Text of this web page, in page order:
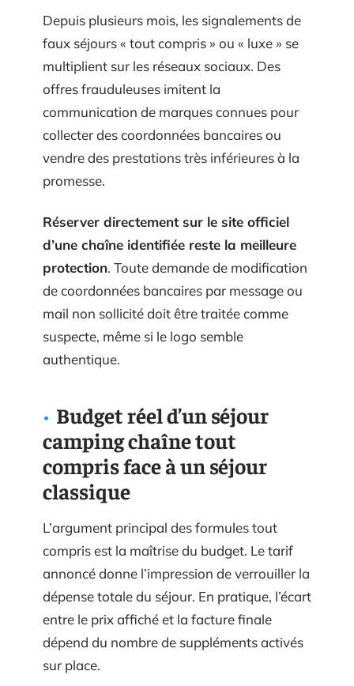
Depuis plusieurs mois, les signalements de
faux séjours « tout compris » ou « luxe » se
multiplient sur les réseaux sociaux. Des
offres frauduleuses imitent la
communication de marques connues pour
collecter des coordonnées bancaires ou
vendre des prestations très inférieures à la
promesse.
Réserver directement sur le site officiel
d’une chaîne identifiée reste la meilleure
protection. Toute demande de modification
de coordonnées bancaires par message ou
mail non sollicité doit être traitée comme
suspecte, même si le logo semble
authentique.
Budget réel d’un séjour
camping chaîne tout
compris face à un séjour
classique
L’argument principal des formules tout
compris est la maîtrise du budget. Le tarif
annoncé donne l’impression de verrouiller la
dépense totale du séjour. En pratique, l’écart
entre le prix affiché et la facture finale
dépend du nombre de suppléments activés
sur place.